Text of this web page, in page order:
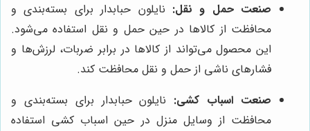
صنعت حمل و نقل: نایلون حبابدار برای بسته‌بندی و
محافظت از کالاها در حین حمل و نقل استفاده می‌شود.
این محصول می‌تواند از کالاها در برابر ضربات، لرزش‌ها و
فشارهای ناشی از حمل و نقل محافظت کند.
صنعت اسباب کشی: نایلون حبابدار برای بسته‌بندی و
محافظت از وسایل منزل در حین اسباب کشی استفاده